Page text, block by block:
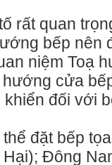
rất quan
bếp nên
niệm Toạ
cửa
đối với
đặt bếp
Đông